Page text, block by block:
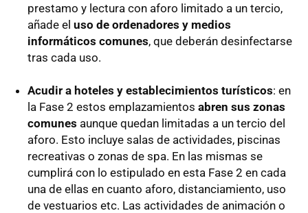
prestamo y lectura con aforo limitado a un tercio,
añade el uso de ordenadores y medios
informáticos comunes, que deberán desinfectarse
tras cada uso.
Acudir a hoteles y establecimientos turísticos: en
la Fase 2 estos emplazamientos abren sus zonas
comunes aunque quedan limitadas a un tercio del
aforo. Esto incluye salas de actividades, piscinas
recreativas o zonas de spa. En las mismas se
cumplirá con lo estipulado en esta Fase 2 en cada
una de ellas en cuanto aforo, distanciamiento, uso
de vestuarios etc. Las actividades de animación o